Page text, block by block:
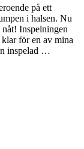
på ett
i halsen. Nu
Inspelningen
för en av mina
inspelad …